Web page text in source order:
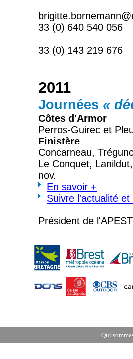
33 (0) 640 540 056
33 (0) 143 219 676
2011
Journées «
Côtes d'Armor
Perros-Guirec et
Finistère
Concarneau,
Le Conquet,
nov.
En savoir +
Suivre l'actualité
Président de
Qui